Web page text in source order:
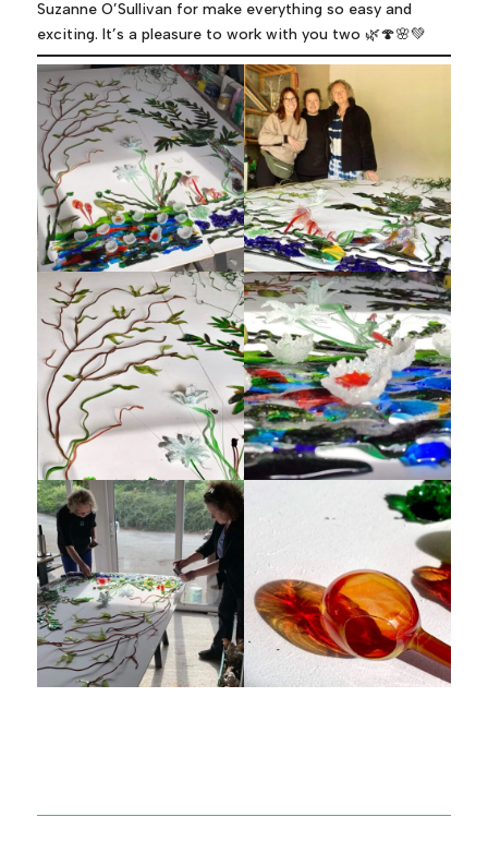
Suzanne O’Sullivan for make everything so easy and
exciting. It’s a pleasure to work with you two 🌿🍄🌸💚